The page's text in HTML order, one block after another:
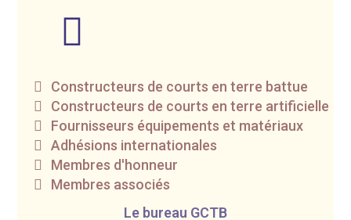
Constructeurs de courts en terre battue
Constructeurs de courts en terre artificielle
Fournisseurs équipements et matériaux
Adhésions internationales
Membres d'honneur
Membres associés
Le bureau GCTB